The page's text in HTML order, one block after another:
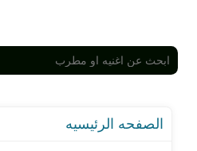
قسم اغاني سودانية